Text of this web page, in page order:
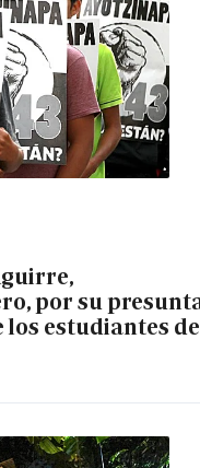
por su
los estudiantes de